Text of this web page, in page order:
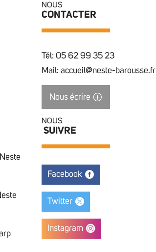
NOUS
CONTACTER
Tél: 05 62 99 35 23
Mail: accueil@neste-barousse.fr
Nous écrire
NOUS
SUIVRE
Facebook
Twitter
Instagram